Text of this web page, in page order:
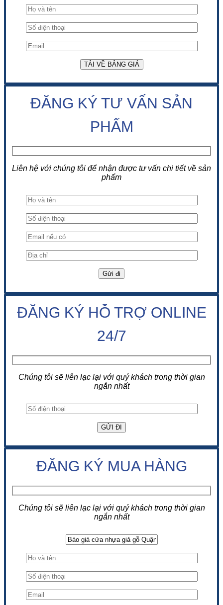
ĐĂNG KÝ TƯ VẤN SẢN
PHẨM
Liên hệ với chúng tôi để nhận được tư vấn chi tiết về sản
phẩm
ĐĂNG KÝ HỖ TRỢ ONLINE
24/7
Chúng tôi sẽ liên lạc lại với quý khách trong thời gian
ngắn nhất
ĐĂNG KÝ MUA HÀNG
Chúng tôi sẽ liên lạc lại với quý khách trong thời gian
ngắn nhất